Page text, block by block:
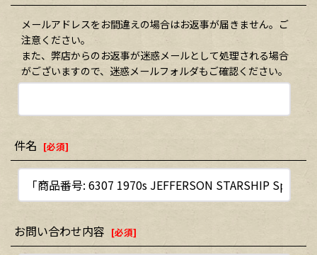
メールアドレスをお間違えの場合はお返事が届きません。ご
注意ください。
また、弊店からのお返事が迷惑メールとして処理される場合
がございますので、迷惑メールフォルダもご確認ください。
件名 [必須]
お問い合わせ内容 [必須]